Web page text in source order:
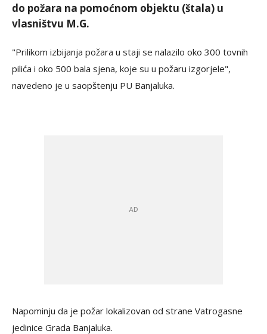
do požara na pomoćnom objektu (štala) u
vlasništvu M.G.
"Prilikom izbijanja požara u staji se nalazilo oko 300 tovnih
pilića i oko 500 bala sjena, koje su u požaru izgorjele",
navedeno je u saopštenju PU Banjaluka.
Napominju da je požar lokalizovan od strane Vatrogasne
jedinice Grada Banjaluka.